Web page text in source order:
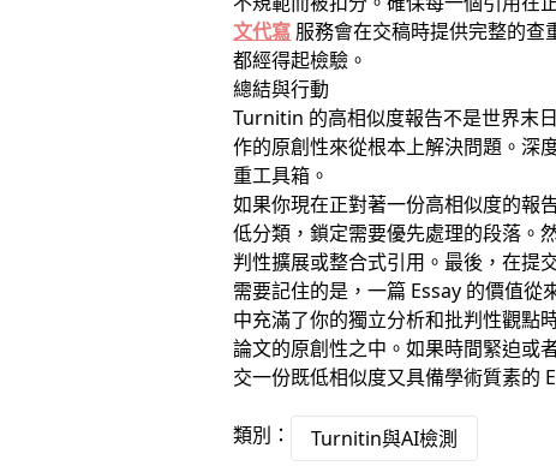
文代寫 服務會在交稿時提供完整的查
都經得起檢驗。
總結與行動
Turnitin 的高相似度報告不是世界末
作的原創性來從根本上解決問題。
重工具箱。
如果你現在正對著一份高相似度的報
低分類，鎖定需要優先處理的段落。
判性擴展或整合式引用。最後，在提
需要記住的是，一篇 Essay 的價值
中充滿了你的獨立分析和批判性觀點
論文的原創性之中。如果時間緊迫或
交一份既低相似度又具備學術質素的
類別： Turnitin與AI檢測